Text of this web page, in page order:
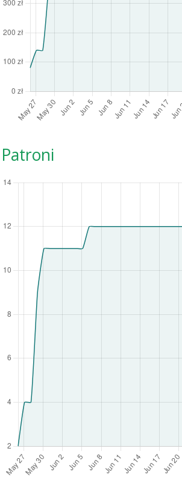
Patroni